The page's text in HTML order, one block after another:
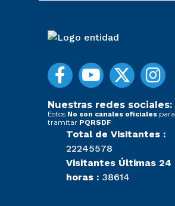
Nuestras redes sociales:
Estos No son canales oficiales para
tramitar PQRSDF
Total de Visitantes :
22245578
Visitantes Últimas 24
horas : 38614